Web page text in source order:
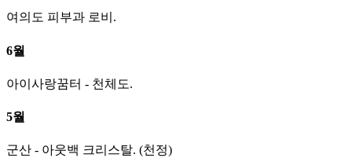
여의도 피부과 로비.
6월
아이사랑꿈터 - 천체도.
5월
군산 - 아웃백 크리스탈. (천정)